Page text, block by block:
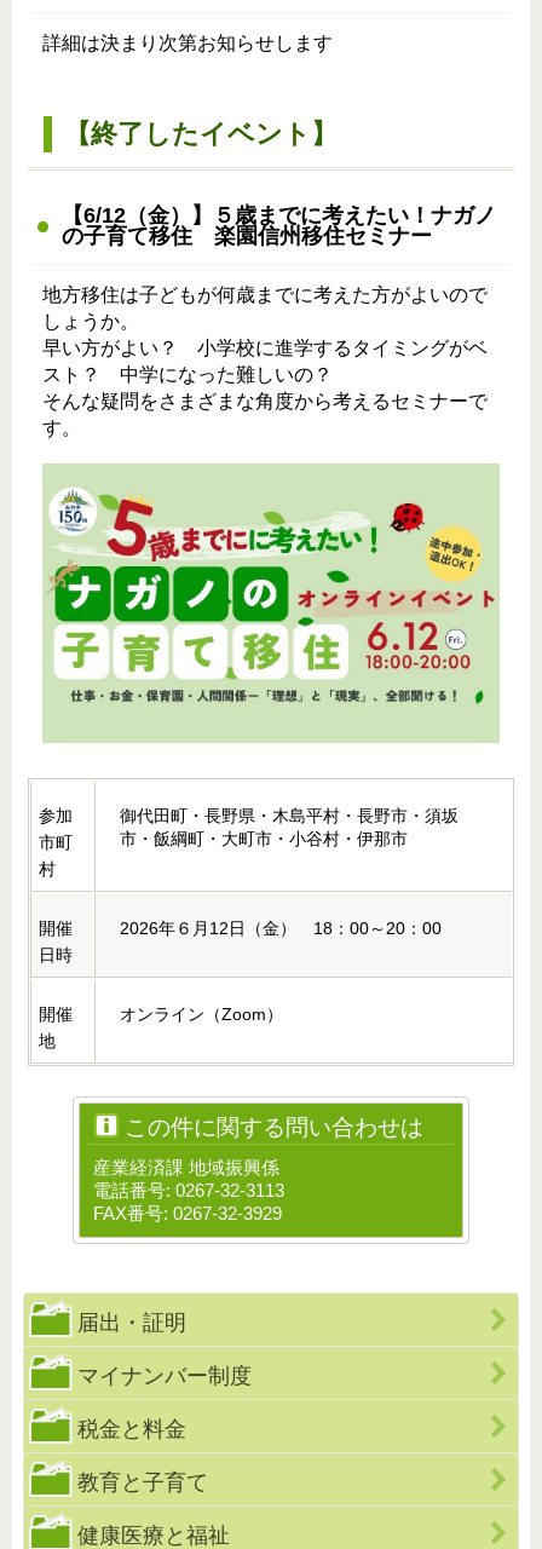
詳細は決まり次第お知らせします
【終了したイベント】
【6/12（金）】５歳までに考えたい！ナガノ
の子育て移住 楽園信州移住セミナー
地方移住は子どもが何歳までに考えた方がよいので
しょうか。
早い方がよい？ 小学校に進学するタイミングがベ
スト？ 中学になった難しいの？
そんな疑問をさまざまな角度から考えるセミナーで
す。
参加
市町
村
御代田町・長野県・木島平村・長野市・須坂
市・飯綱町・大町市・小谷村・伊那市
開催
日時
2026年６月12日（金） 18：00～20：00
開催
地
オンライン（Zoom）
この件に関する問い合わせは
産業経済課 地域振興係
電話番号: 0267-32-3113
FAX番号: 0267-32-3929
届出・証明
マイナンバー制度
税金と料金
教育と子育て
健康医療と福祉